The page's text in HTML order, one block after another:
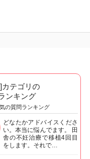
カテゴリの
ンキング
の質問ランキング
どなたかアドバイスくださ
い。本当に悩んでます。 田
舎の不妊治療で移植4回目
をします。それで…